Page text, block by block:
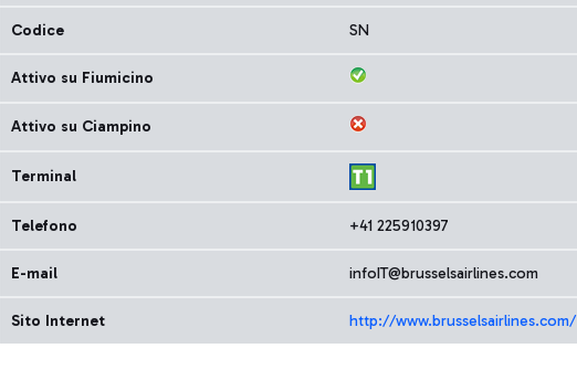
Codice SN
Attivo su Fiumicino
Attivo su Ciampino
Terminal
Telefono +41 225910397
E-mail infoIT@brusselsairlines.com
Sito Internet http://www.brusselsairlines.com/